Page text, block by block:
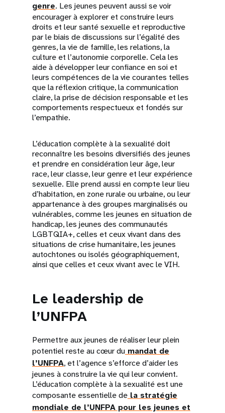
genre. Les jeunes peuvent aussi se voir
encourager à explorer et construire leurs
droits et leur santé sexuelle et reproductive
par le biais de discussions sur l’égalité des
genres, la vie de famille, les relations, la
culture et l’autonomie corporelle. Cela les
aide à développer leur confiance en soi et
leurs compétences de la vie courantes telles
que la réflexion critique, la communication
claire, la prise de décision responsable et les
comportements respectueux et fondés sur
l’empathie.
L’éducation complète à la sexualité doit
reconnaître les besoins diversifiés des jeunes
et prendre en considération leur âge, leur
race, leur classe, leur genre et leur expérience
sexuelle. Elle prend aussi en compte leur lieu
d’habitation, en zone rurale ou urbaine, ou leur
appartenance à des groupes marginalisés ou
vulnérables, comme les jeunes en situation de
handicap, les jeunes des communautés
LGBTQIA+, celles et ceux vivant dans des
situations de crise humanitaire, les jeunes
autochtones ou isolés géographiquement,
ainsi que celles et ceux vivant avec le VIH.
Le leadership de
l’UNFPA
Permettre aux jeunes de réaliser leur plein
potentiel reste au cœur du mandat de
l’UNFPA, et l’agence s’efforce d’aider les
jeunes à construire la vie qui leur convient.
L’éducation complète à la sexualité est une
composante essentielle de la stratégie
mondiale de l’UNFPA pour les jeunes et